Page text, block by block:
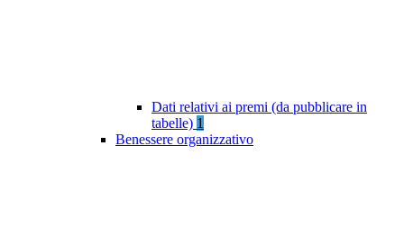
Dati relativi ai premi (da pubblicare in
tabelle) 1
Benessere organizzativo